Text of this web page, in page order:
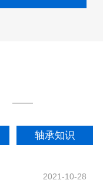
轴承知识
2021-10-28